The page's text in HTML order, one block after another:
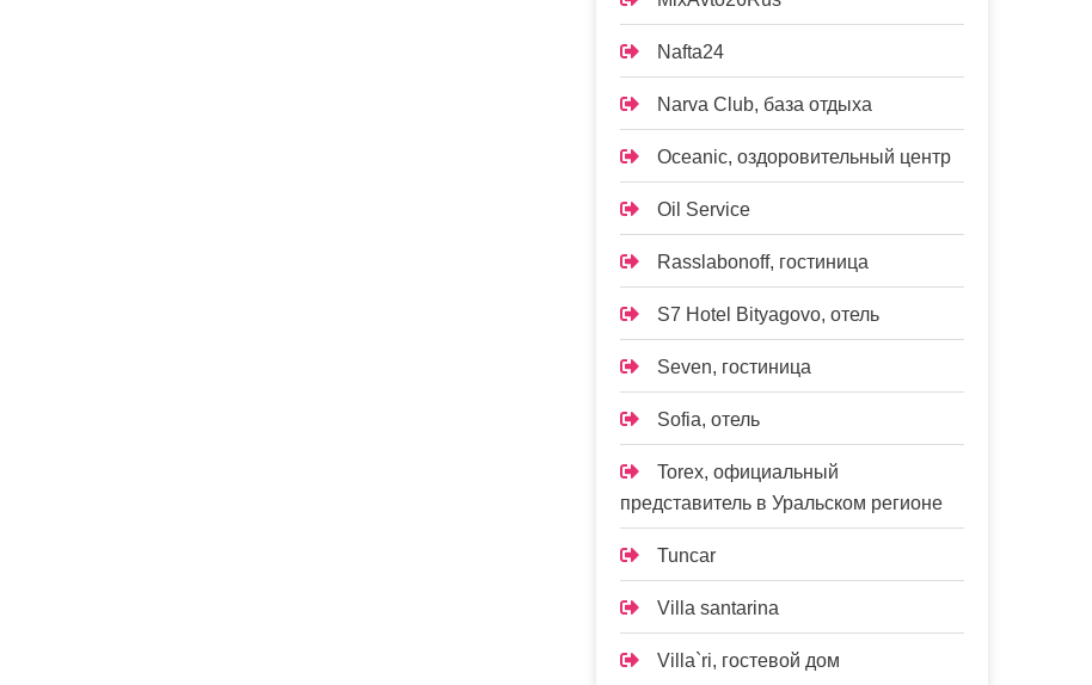
Nafta24
Narva Club, база отдыха
Oceanic, оздоровительный центр
Oil Service
Rasslabonoff, гостиница
S7 Hotel Bityagovo, отель
Seven, гостиница
Sofia, отель
Torex, официальный
представитель в Уральском регионе
Tuncar
Villa santarina
Villa`ri, гостевой дом